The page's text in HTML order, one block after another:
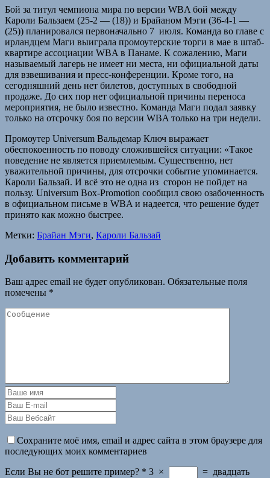
Бой за титул чемпиона мира по версии WBA бой между
Кароли Бальзаем (25-2 — (18)) и Брайаном Мэги (36-4-1 —
(25)) планировался первоначально 7 июля. Команда во главе с
ирландцем Маги выиграла промоутерские торги в мае в штаб-
квартире ассоциации WBA в Панаме. К сожалению, Маги
называемый лагерь не имеет ни места, ни официальной даты
для взвешивания и пресс-конференции. Кроме того, на
сегодняшний день нет билетов, доступных в свободной
продаже. До сих пор нет официальной причины переноса
мероприятия, не было известно. Команда Маги подал заявку
только на отсрочку боя по версии WBA только на три недели.
Промоутер Universum Вальдемар Ключ выражает
обеспокоенность по поводу сложившейся ситуации: «Такое
поведение не является приемлемым. Существенно, нет
уважительной причины, для отсрочки событие упоминается.
Кароли Бальзай. И всё это не одна из сторон не пойдет на
пользу. Universum Box-Promotion сообщил свою озабоченность
в официальном письме в WBA и надеется, что решение будет
принято как можно быстрее.
Метки: Брайан Мэги, Кароли Бальзай
Добавить комментарий
Ваш адрес email не будет опубликован. Обязательные поля
помечены *
Сохраните моё имя, email и адрес сайта в этом браузере для
последующих моих комментариев
Если Вы не бот решите пример? * 3 × = двадцать